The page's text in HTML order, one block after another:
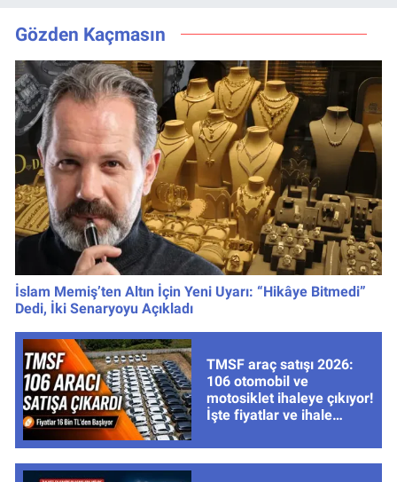
Oldu
Gözden Kaçmasın
İslam Memiş’ten Altın İçin Yeni Uyarı: “Hikâye Bitmedi”
Dedi, İki Senaryoyu Açıkladı
TMSF araç satışı 2026:
106 otomobil ve
motosiklet ihaleye çıkıyor!
İşte fiyatlar ve ihale